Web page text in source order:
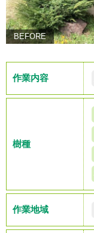
BEFORE
作業内容
樹種
作業地域